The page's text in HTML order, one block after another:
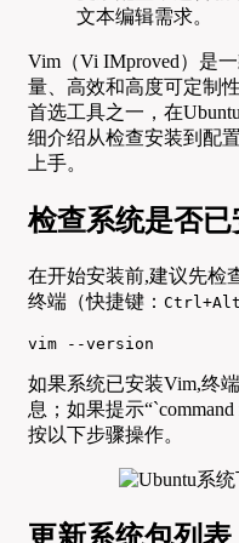
文本编辑需求。
Vim（Vi IMproved）是
量、高效和高度可定制
首选工具之一，在
细介绍从检查安装到配
上手。
检查系统是否
在开始安装前,建议先检
终端（快捷键：
vim --version
如果系统已安装Vim,终
息；如果提示
按以下步骤操作。